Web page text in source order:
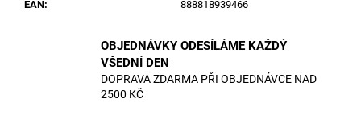
EAN: 888818939466
OBJEDNÁVKY ODESÍLÁME KAŽDÝ
VŠEDNÍ DEN
DOPRAVA ZDARMA PŘI OBJEDNÁVCE NAD
2500 KČ